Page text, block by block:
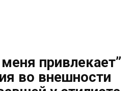
привлекает”
во внешности